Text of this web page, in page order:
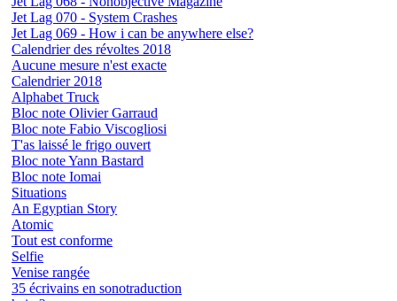
Jet Lag 070 - System Crashes
Jet Lag 069 - How i can be anywhere else?
Calendrier des révoltes 2018
Aucune mesure n'est exacte
Calendrier 2018
Alphabet Truck
Bloc note Olivier Garraud
Bloc note Fabio Viscogliosi
T'as laissé le frigo ouvert
Bloc note Yann Bastard
Bloc note Iomai
Situations
An Egyptian Story
Atomic
Tout est conforme
Selfie
Venise rangée
35 écrivains en sonotraduction